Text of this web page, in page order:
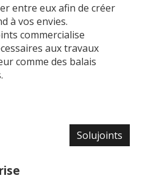
entre eux afin de créer
à vos envies.
commercialise
aux travaux
comme des balais
Solujoints